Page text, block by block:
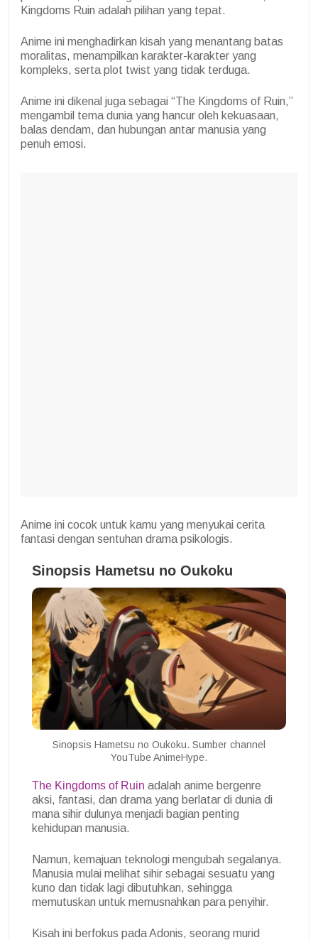
Kingdoms Ruin adalah pilihan yang tepat.
Anime ini menghadirkan kisah yang menantang batas
moralitas, menampilkan karakter-karakter yang
kompleks, serta plot twist yang tidak terduga.
Anime ini dikenal juga sebagai “The Kingdoms of Ruin,”
mengambil tema dunia yang hancur oleh kekuasaan,
balas dendam, dan hubungan antar manusia yang
penuh emosi.
Anime ini cocok untuk kamu yang menyukai cerita
fantasi dengan sentuhan drama psikologis.
Sinopsis Hametsu no Oukoku
Sinopsis Hametsu no Oukoku. Sumber channel
YouTube AnimeHype.
The Kingdoms of Ruin adalah anime bergenre
aksi, fantasi, dan drama yang berlatar di dunia di
mana sihir dulunya menjadi bagian penting
kehidupan manusia.
Namun, kemajuan teknologi mengubah segalanya.
Manusia mulai melihat sihir sebagai sesuatu yang
kuno dan tidak lagi dibutuhkan, sehingga
memutuskan untuk memusnahkan para penyihir.
Kisah ini berfokus pada Adonis, seorang murid